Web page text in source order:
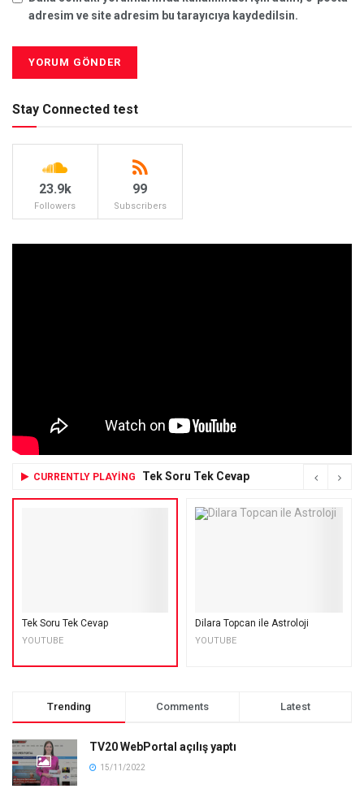
adresim ve site adresim bu tarayıcıya kaydedilsin.
Stay Connected test
23.9k
Followers
99
Subscribers
CURRENTLY PLAYING Tek Soru Tek Cevap
Tek Soru Tek Cevap
YOUTUBE
Dilara Topcan ile Astroloji
YOUTUBE
Trending Comments Latest
TV20 WebPortal açılış yaptı
15/11/2022